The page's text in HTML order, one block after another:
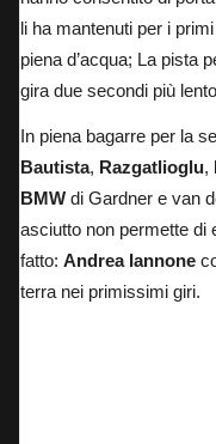
li ha mantenuti per i
piena d’acqua; La pista
gira due secondi più
In piena bagarre per la
Bautista, Razgatlioglu,
BMW di Gardner e van
asciutto non permette di
fatto: Andrea Iannone
terra nei primissimi giri.